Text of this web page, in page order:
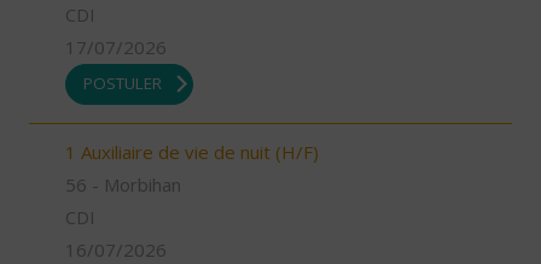
CDI
17/07/2026
POSTULER
1 Auxiliaire de vie de nuit (H/F)
56 - Morbihan
CDI
16/07/2026